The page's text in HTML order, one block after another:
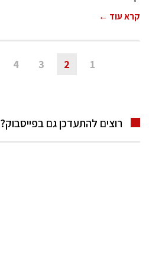
קרא עוד ←
1
2
3
4
רוצים להתעדכן גם בפייסבוק?